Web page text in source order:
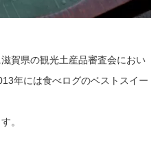
賀県の観光土産品審査会におい
年には食べログのベストスイー
。